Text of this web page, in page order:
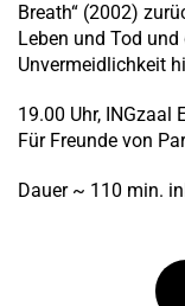
Breath“ (2002)
Leben und Tod
Unvermeidlichkeit
19.00 Uhr, INGzaal
Für Freunde von
Dauer ~ 110 min.